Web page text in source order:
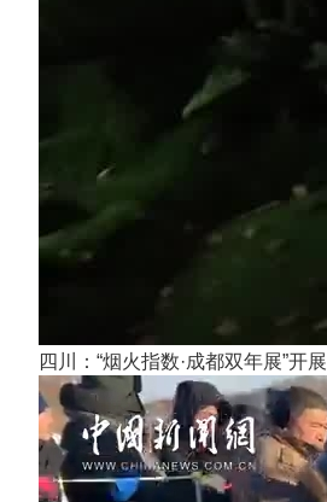
四川：“烟火指数·成都双年展”开展